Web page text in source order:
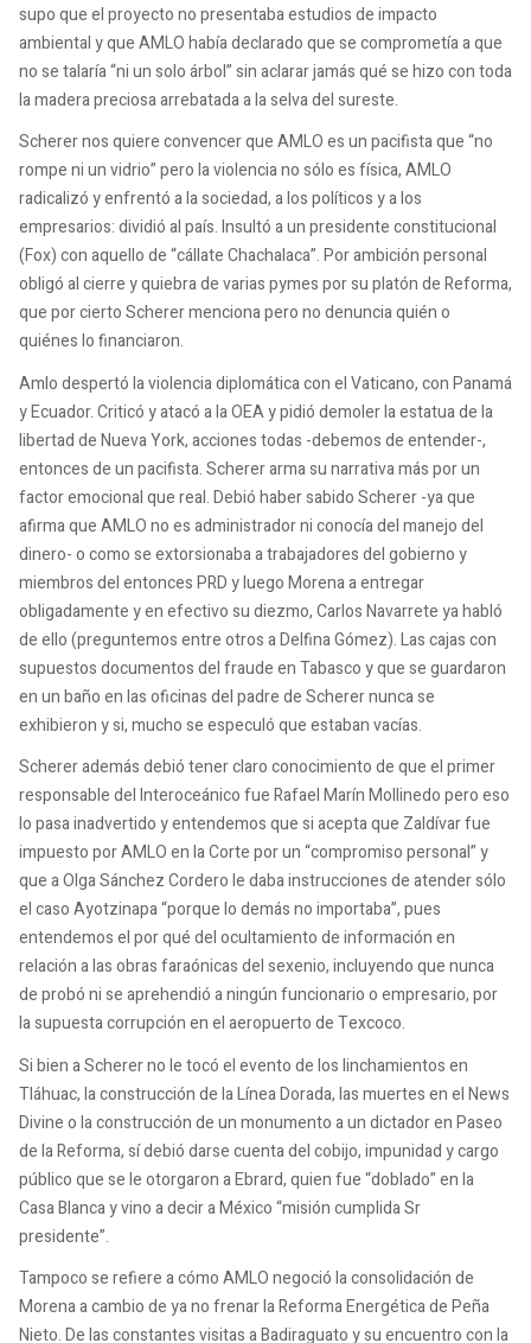
supo que el proyecto no presentaba estudios de impacto
ambiental y que AMLO había declarado que se comprometía a que
no se talaría “ni un solo árbol” sin aclarar jamás qué se hizo con toda
la madera preciosa arrebatada a la selva del sureste.
Scherer nos quiere convencer que AMLO es un pacifista que “no
rompe ni un vidrio” pero la violencia no sólo es física, AMLO
radicalizó y enfrentó a la sociedad, a los políticos y a los
empresarios: dividió al país. Insultó a un presidente constitucional
(Fox) con aquello de “cállate Chachalaca”. Por ambición personal
obligó al cierre y quiebra de varias pymes por su platón de Reforma,
que por cierto Scherer menciona pero no denuncia quién o
quiénes lo financiaron.
Amlo despertó la violencia diplomática con el Vaticano, con Panamá
y Ecuador. Criticó y atacó a la OEA y pidió demoler la estatua de la
libertad de Nueva York, acciones todas -debemos de entender-,
entonces de un pacifista. Scherer arma su narrativa más por un
factor emocional que real. Debió haber sabido Scherer -ya que
afirma que AMLO no es administrador ni conocía del manejo del
dinero- o como se extorsionaba a trabajadores del gobierno y
miembros del entonces PRD y luego Morena a entregar
obligadamente y en efectivo su diezmo, Carlos Navarrete ya habló
de ello (preguntemos entre otros a Delfina Gómez). Las cajas con
supuestos documentos del fraude en Tabasco y que se guardaron
en un baño en las oficinas del padre de Scherer nunca se
exhibieron y si, mucho se especuló que estaban vacías.
Scherer además debió tener claro conocimiento de que el primer
responsable del Interoceánico fue Rafael Marín Mollinedo pero eso
lo pasa inadvertido y entendemos que si acepta que Zaldívar fue
impuesto por AMLO en la Corte por un “compromiso personal” y
que a Olga Sánchez Cordero le daba instrucciones de atender sólo
el caso Ayotzinapa “porque lo demás no importaba”, pues
entendemos el por qué del ocultamiento de información en
relación a las obras faraónicas del sexenio, incluyendo que nunca
de probó ni se aprehendió a ningún funcionario o empresario, por
la supuesta corrupción en el aeropuerto de Texcoco.
Si bien a Scherer no le tocó el evento de los linchamientos en
Tláhuac, la construcción de la Línea Dorada, las muertes en el News
Divine o la construcción de un monumento a un dictador en Paseo
de la Reforma, sí debió darse cuenta del cobijo, impunidad y cargo
público que se le otorgaron a Ebrard, quien fue “doblado” en la
Casa Blanca y vino a decir a México “misión cumplida Sr
presidente”.
Tampoco se refiere a cómo AMLO negoció la consolidación de
Morena a cambio de ya no frenar la Reforma Energética de Peña
Nieto. De las constantes visitas a Badiraguato y su encuentro con la